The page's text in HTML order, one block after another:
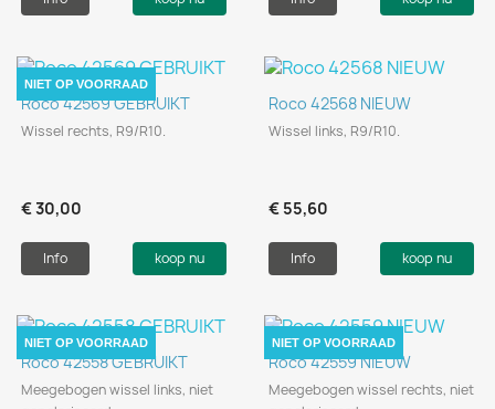
Roco 42569 GEBRUIKT
Wissel rechts, R9/R10.
€ 30,00
Info koop nu
NIET OP VOORRAAD
Roco 42568 NIEUW
Wissel links, R9/R10.
€ 55,60
Info koop nu
Roco 42558 GEBRUIKT
Meegebogen wissel links, niet
NIET OP VOORRAAD
Roco 42559 NIEUW
Meegebogen wissel rechts, niet
NIET OP VOORRAAD